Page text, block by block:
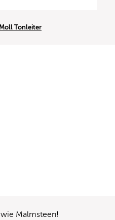
Tonleiter
Malmsteen!